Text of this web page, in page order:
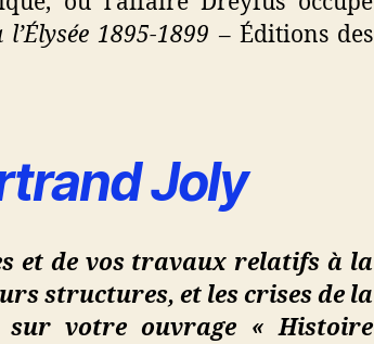
1895-1899 – Éditions des
Joly
et de vos travaux relatifs à la
structures, et les crises de la
sur votre ouvrage « Histoire